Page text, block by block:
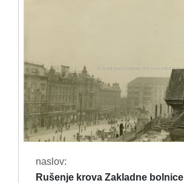
naslov:
Rušenje krova Zakladne bolnice